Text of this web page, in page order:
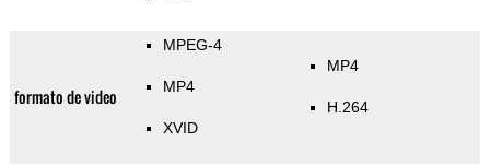
formato de video
MPEG-4
MP4
XVID
MP4
H.264